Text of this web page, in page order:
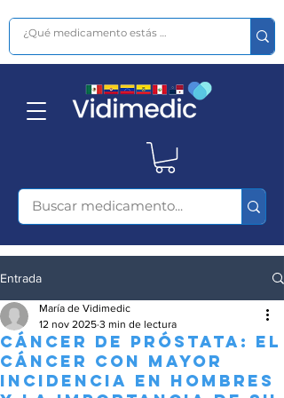
Entrada
Cáncer de próstata: el
cáncer con mayor
incidencia en hombres
María de Vidimedic
12 nov 2025 3 min de lectura